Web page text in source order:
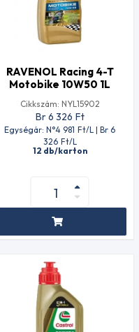
RAVENOL Racing 4-T
Motobike 10W50 1L
Cikkszám: NYL15902
Br 6 326 Ft
Egységár: N°4 981 Ft/L | Br 6
326 Ft/L
12 db/karton